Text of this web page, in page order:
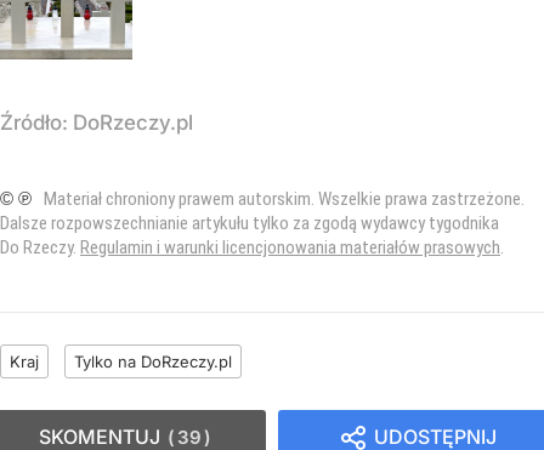
Źródło: DoRzeczy.pl
© ℗ Materiał chroniony prawem autorskim. Wszelkie prawa zastrzeżone.
Dalsze rozpowszechnianie artykułu tylko za zgodą wydawcy tygodnika
Do Rzeczy. Regulamin i warunki licencjonowania materiałów prasowych.
Kraj Tylko na DoRzeczy.pl
UDOSTĘPNIJ
SKOMENTUJ 39